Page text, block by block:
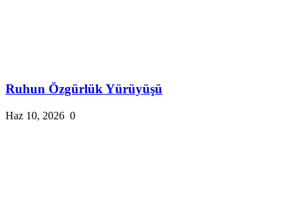
Ruhun Özgürlük Yürüyüşü
Haz 10, 2026 0